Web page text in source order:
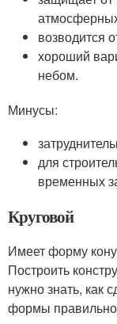
возводится
хороший
небом.
Минусы:
для
временных
Круговой
Имеет форму
Построить
нужно знать, как
формы